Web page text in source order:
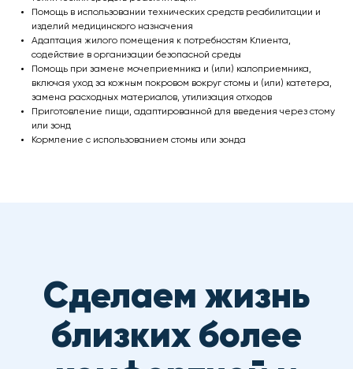
Помощь в использовании технических средств реабилитации и
изделий медицинского назначения
Адаптация жилого помещения к потребностям Клиента,
содействие в организации безопасной среды
Помощь при замене мочеприемника и (или) калоприемника,
включая уход за кожным покровом вокруг стомы и (или) катетера,
замена расходных материалов, утилизация отходов
Приготовление пищи, адаптированной для введения через стому
или зонд
Кормление с использованием стомы или зонда
Нажимая кнопку «Оставить заявку» Вы соглашаетесь
ООО "ТМС"
Адрес: г. Москва, Комсомольский проспект, дом 28,
подъезд 11, этаж 4
Телефон: +7 (495) 532 40-02